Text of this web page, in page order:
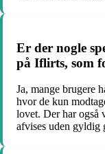
Er der nogle
på Iflirts, som
Ja, mange brugere
hvor de kun
lovet. Der har også
afvises uden gyldig